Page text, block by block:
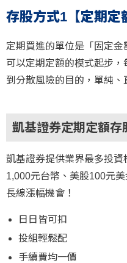
存股方式1【定期定
定期買進的單位是「固定
可以定期定額的模式起步
到分散風險的目的，單純、
凱基證券定期定額存
凱基證券提供業界最多投
1,000元台幣、美股100元
長線漲幅機會！
日日皆可扣
投組輕鬆配
手續費均一價